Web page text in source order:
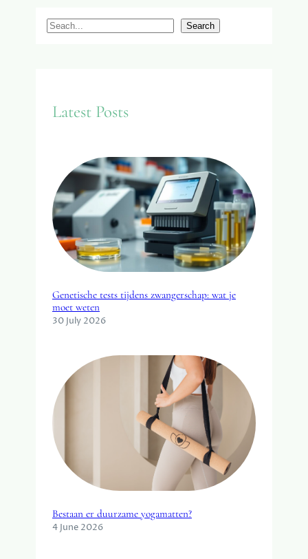
S
Search
Latest Posts
Genetische tests tijdens zwangerschap: wat je
moet weten
30 July 2026
Bestaan er duurzame yogamatten?
4 June 2026